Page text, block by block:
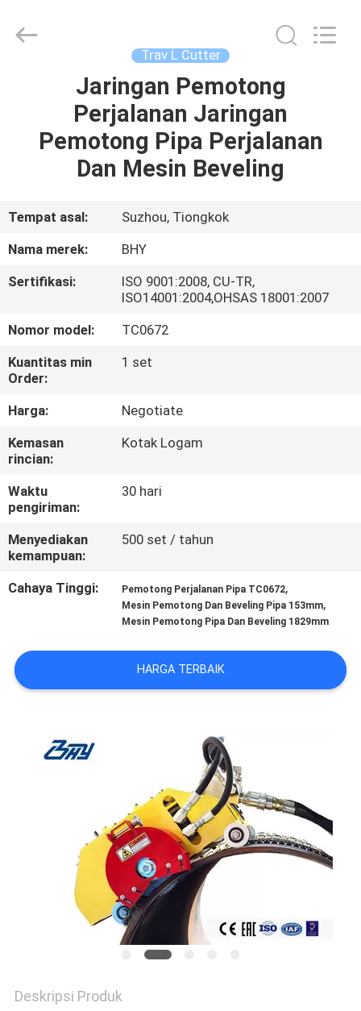
RUMAH
PRODUK
KAMI
PABRIK
KUALITAS
PETA
SITUS
KEBIJAKAN
PRIBADI
Engineering
Material
Trav L Cutter
Jaringan Pemotong
Perjalanan Jaringan
Pemotong Pipa Perjalanan
Dan Mesin Beveling
Tempat asal:
Suzhou, Tiongkok
Nama merek:
BHY
Sertifikasi:
ISO 9001:2008, CU-TR,
ISO14001:2004,OHSAS 18001:2007
Nomor model:
TC0672
Kuantitas min
Order:
1 set
Harga:
Negotiate
Kemasan
rincian:
Kotak Logam
Waktu
pengiriman:
30 hari
Menyediakan
kemampuan:
500 set / tahun
Cahaya Tinggi: Pemotong Perjalanan Pipa TC0672,
Mesin Pemotong Dan Beveling Pipa 153mm,
Mesin Pemotong Pipa Dan Beveling 1829mm
HARGA TERBAIK
Deskripsi Produk